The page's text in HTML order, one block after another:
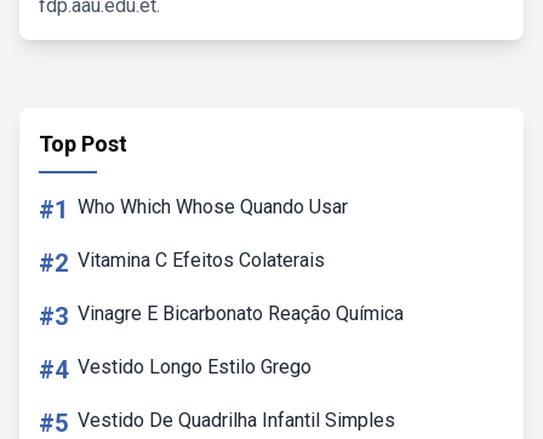
fdp.aau.edu.et.
Top Post
#1 Who Which Whose Quando Usar
#2 Vitamina C Efeitos Colaterais
#3 Vinagre E Bicarbonato Reação Química
#4 Vestido Longo Estilo Grego
#5 Vestido De Quadrilha Infantil Simples